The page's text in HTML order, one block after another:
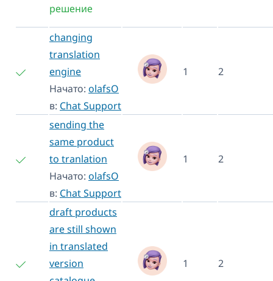
решение
changing
translation
engine
Начато: olafsO
в: Chat Support
1 2
sending the
same product
to tranlation
Начато: olafsO
в: Chat Support
1 2
draft products
are still shown
in translated
version
1 2